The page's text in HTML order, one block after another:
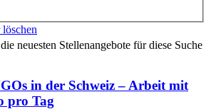
neuesten Stellenangebote für diese Suche
in der Schweiz – Arbeit mit
pro Tag